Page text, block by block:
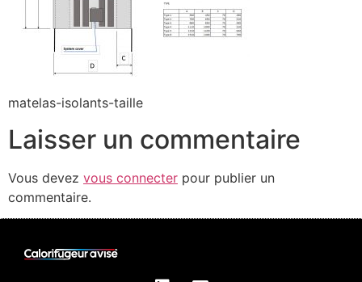
matelas-isolants-taille
Laisser un commentaire
Vous devez vous connecter pour publier un
commentaire.